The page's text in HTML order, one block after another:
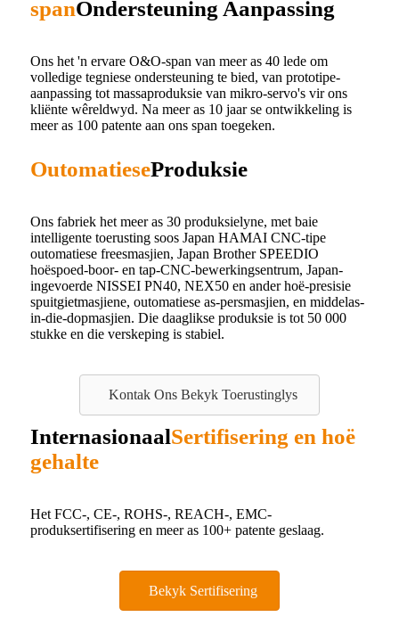
spanOndersteuning Aanpassing
Ons het 'n ervare O&O-span van meer as 40 lede om
volledige tegniese ondersteuning te bied, van prototipe-
aanpassing tot massaproduksie van mikro-servo's vir ons
kliënte wêreldwyd. Na meer as 10 jaar se ontwikkeling is
meer as 100 patente aan ons span toegeken.
OutomatieseProduksie
Ons fabriek het meer as 30 produksielyne, met baie
intelligente toerusting soos Japan HAMAI CNC-tipe
outomatiese freesmasjien, Japan Brother SPEEDIO
hoëspoed-boor- en tap-CNC-bewerkingsentrum, Japan-
ingevoerde NISSEI PN40, NEX50 en ander hoë-presisie
spuitgietmasjiene, outomatiese as-persmasjien, en middelas-
in-die-dopmasjien. Die daaglikse produksie is tot 50 000
stukke en die verskeping is stabiel.
Kontak Ons Bekyk Toerustinglys
InternasionaalSertifisering en hoë
gehalte
Het FCC-, CE-, ROHS-, REACH-, EMC-
produksertifisering en meer as 100+ patente geslaag.
Bekyk Sertifisering